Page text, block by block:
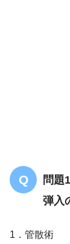
問題
弾入
1．管散術